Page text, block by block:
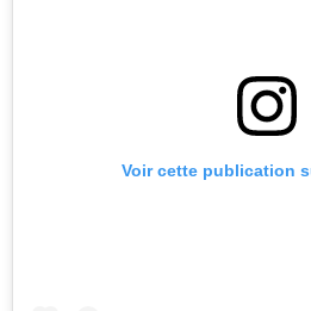
Voir cette publication